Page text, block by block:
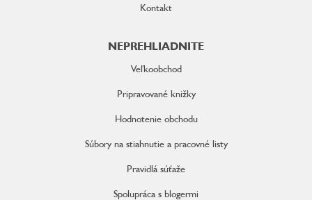
Kontakt
NEPREHLIADNITE
Veľkoobchod
Pripravované knižky
Hodnotenie obchodu
Súbory na stiahnutie a pracovné listy
Pravidlá súťaže
Spolupráca s blogermi